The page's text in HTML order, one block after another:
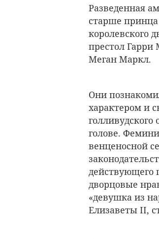
Разведенная
старше
королевского
престол Гарри
Меган Маркл.
Они
характером и
голове.
венценосной
действующего
дворцовые
«девушка из
Елизаветы II,